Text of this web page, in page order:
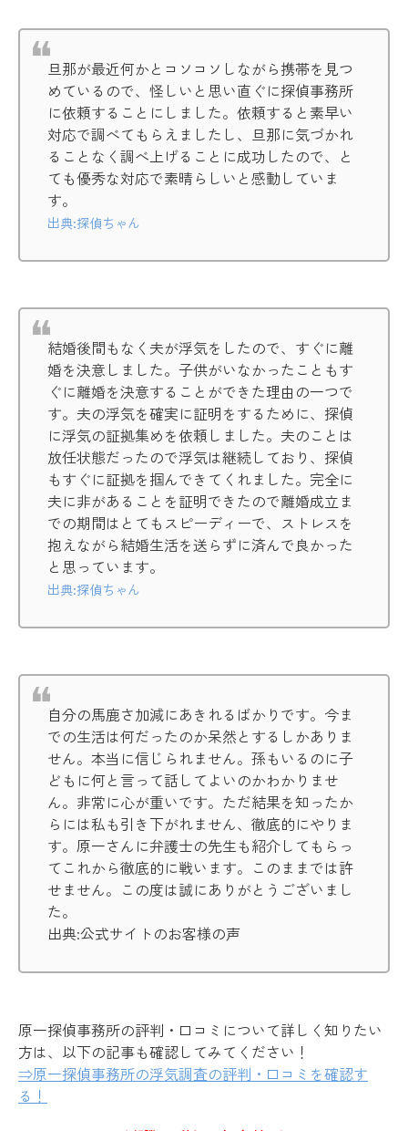
旦那が最近何かとコソコソしながら携帯を見つ
めているので、怪しいと思い直ぐに探偵事務所
に依頼することにしました。依頼すると素早い
対応で調べてもらえましたし、旦那に気づかれ
ることなく調べ上げることに成功したので、と
ても優秀な対応で素晴らしいと感動していま
す。
出典:探偵ちゃん
結婚後間もなく夫が浮気をしたので、すぐに離
婚を決意しました。子供がいなかったこともす
ぐに離婚を決意することができた理由の一つで
す。夫の浮気を確実に証明をするために、探偵
に浮気の証拠集めを依頼しました。夫のことは
放任状態だったので浮気は継続しており、探偵
もすぐに証拠を掴んできてくれました。完全に
夫に非があることを証明できたので離婚成立ま
での期間はとてもスピーディーで、ストレスを
抱えながら結婚生活を送らずに済んで良かった
と思っています。
出典:探偵ちゃん
自分の馬鹿さ加減にあきれるばかりです。今ま
での生活は何だったのか呆然とするしかありま
せん。本当に信じられません。孫もいるのに子
どもに何と言って話してよいのかわかりませ
ん。非常に心が重いです。ただ結果を知ったか
らには私も引き下がれません、徹底的にやりま
す。原一さんに弁護士の先生も紹介してもらっ
てこれから徹底的に戦います。このままでは許
せません。この度は誠にありがとうございまし
た。
出典:公式サイトのお客様の声
原一探偵事務所の評判・口コミについて詳しく知りたい
方は、以下の記事も確認してみてください！
⇒原一探偵事務所の浮気調査の評判・口コミを確認す
る！